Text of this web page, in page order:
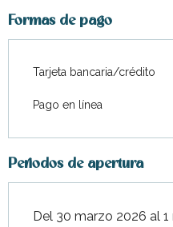
Formas de pago
Tarjeta bancaria/crédito
Pago en línea
Periodos de apertura
Del 30 marzo 2026 al